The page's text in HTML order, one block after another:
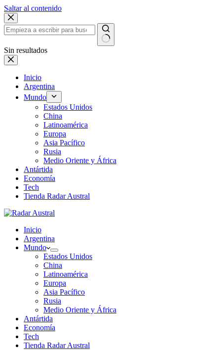
Saltar al contenido
Sin resultados
Inicio
Argentina
Mundo
Estados Unidos
China
Latinoamérica
Europa
Asia Pacífico
Rusia
Medio Oriente y África
Antártida
Economía
Tech
Tienda Radar Austral
Inicio
Argentina
Mundo
Estados Unidos
China
Latinoamérica
Europa
Asia Pacífico
Rusia
Medio Oriente y África
Antártida
Economía
Tech
Tienda Radar Austral